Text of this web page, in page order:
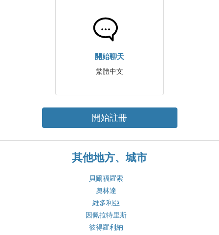
開始聊天
繁體中文
開始註冊
其他地方、城市
貝爾福羅索
奧林達
維多利亞
因佩拉特里斯
彼得羅利納